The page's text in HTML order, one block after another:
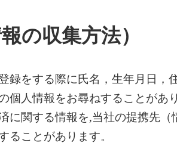
の収集方法）
録をする際に氏名，生年月日
個人情報をお尋ねすることがあ
に関する情報を,当社の提携先
ることがあります。